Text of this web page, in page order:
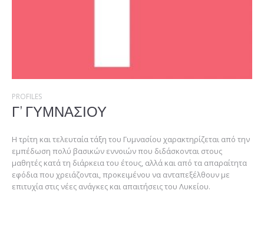
PROFILES
Γ’ ΓΥΜΝΑΣΙΟΥ
Η τρίτη και τελευταία τάξη του Γυμνασίου χαρακτηρίζεται από την
εμπέδωση πολύ βασικών εννοιών που διδάσκονται στους
μαθητές κατά τη διάρκεια του έτους, αλλά και από τα απαραίτητα
εφόδια που χρειάζονται, προκειμένου να ανταπεξέλθουν με
επιτυχία στις νέες ανάγκες και απαιτήσεις του Λυκείου.